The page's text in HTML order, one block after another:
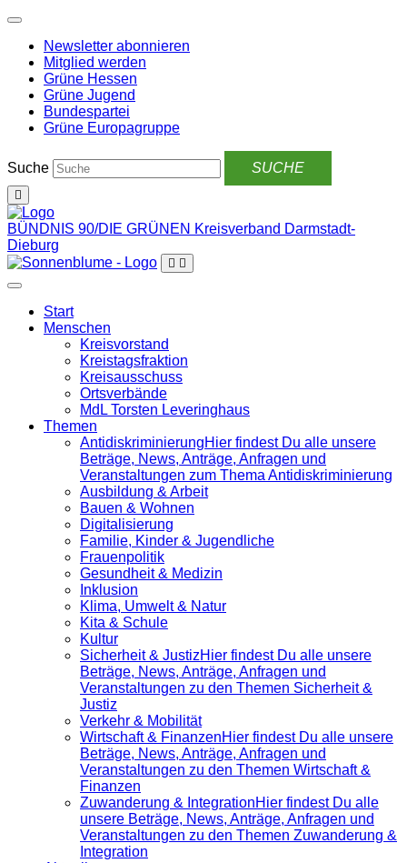
Weiter
Inhalt
Newsletter abonnieren
Mitglied werden
Grüne Hessen
Grüne Jugend
Bundespartei
Grüne Europagruppe
Suche
BÜNDNIS 90/DIE GRÜNEN Kreisverband Darmstadt-
Dieburg
Start
Menschen
Kreisvorstand
Kreistagsfraktion
Kreisausschuss
Ortsverbände
MdL Torsten Leveringhaus
Themen
Antidiskrimi­nierungHier findest Du alle unsere
Beträge, News, Anträge, Anfragen und
Veranstaltungen zum Thema Antidiskriminierung
Ausbildung & Arbeit
Bauen & Wohnen
Digitalisierung
Familie, Kinder & Jugendliche
Frauenpolitik
Gesundheit & Medizin
Inklusion
Klima, Umwelt & Natur
Kita & Schule
Kultur
Sicherheit & JustizHier findest Du alle unsere
Beträge, News, Anträge, Anfragen und
Veranstaltungen zu den Themen Sicherheit &
Justiz
Verkehr & Mobilität
Wirtschaft & FinanzenHier findest Du alle unsere
Beträge, News, Anträge, Anfragen und
Veranstaltungen zu den Themen Wirtschaft &
Finanzen
Zuwanderung & IntegrationHier findest Du alle
unsere Beträge, News, Anträge, Anfragen und
Veranstaltungen zu den Themen Zuwanderung &
Integration